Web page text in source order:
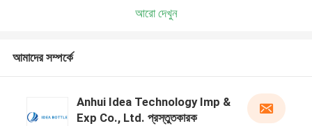
আরো দেখুন
আমাদের সম্পর্কে
Anhui Idea Technology Imp &
Exp Co., Ltd. প্রস্তুতকারক